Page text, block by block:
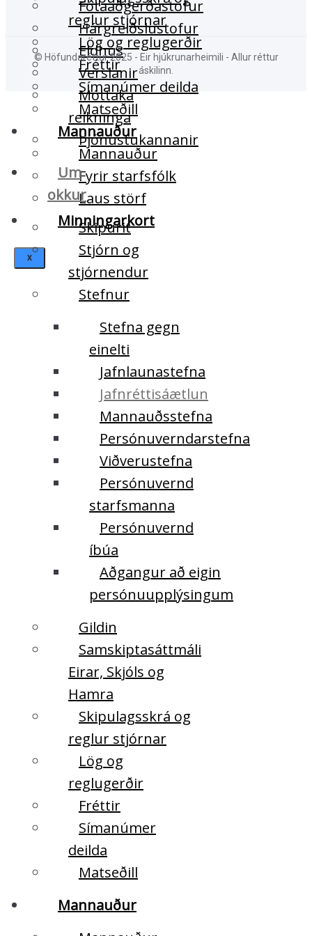
reglur stjórnar
Lög og reglugerðir
Fréttir
Símanúmer deilda
Matseðill
Mannauður
Mannauður
Fyrir starfsfólk
Laus störf
Minningarkort
X
Fótaaðgerðastofur
Hárgreiðslustofur
Eldhús
Verslanir
Móttaka
reikninga
Þjónustukannanir
Um
okkur
Skipurit
Stjórn og
stjórnendur
Stefnur
Stefna gegn
einelti
Jafnlaunastefna
Jafnréttisáætlun
Mannauðsstefna
Persónuverndarstefna
Viðverustefna
Persónuvernd
starfsmanna
Persónuvernd
íbúa
Aðgangur að eigin
persónuupplýsingum
Gildin
Samskiptasáttmáli
Eirar, Skjóls og
Hamra
Skipulagsskrá og
reglur stjórnar
Lög og
reglugerðir
Fréttir
Símanúmer
deilda
Matseðill
Mannauður
© Höfundaréttur 2025 - Eir hjúkrunarheimili - Allur réttur
áskilinn.